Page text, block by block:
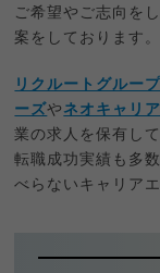
ご希望やご志向を
案をしております。
リクルートグルー
ーズや ネオキャリア
業の求人を保有して
転職成功実績も多
べらないキャリア